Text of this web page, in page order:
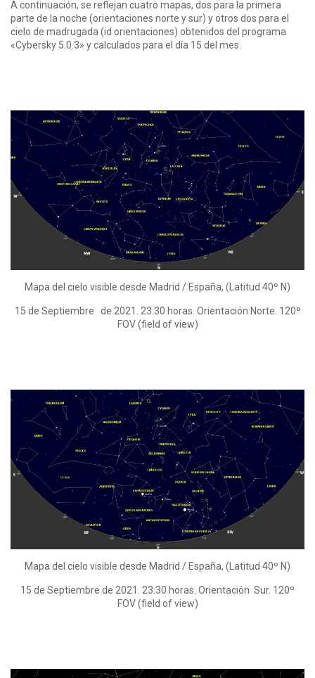
A continuación, se reflejan cuatro mapas, dos para la primera
parte de la noche (orientaciones norte y sur) y otros dos para el
cielo de madrugada (id orientaciones) obtenidos del programa
«Cybersky 5.0.3» y calculados para el día 15 del mes.
Mapa del cielo visible desde Madrid / España, (Latitud 40º N)
15 de Septiembre de 2021. 23:30 horas. Orientación Norte. 120º
FOV (field of view)
Mapa del cielo visible desde Madrid / España, (Latitud 40º N)
15 de Septiembre de 2021. 23:30 horas. Orientación Sur. 120º
FOV (field of view)